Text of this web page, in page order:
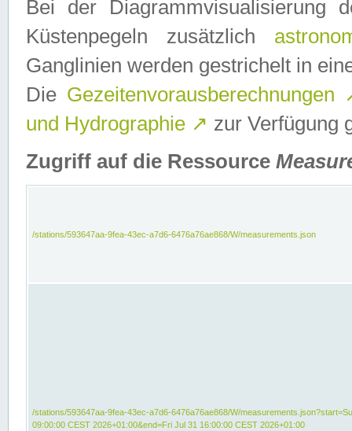
Bei der Diagrammvisualisierung
Küstenpegeln zusätzlich
Ganglinien werden gestrichelt in
Die Gezeitenvorausberechnungen
und Hydrographie ↗ zur Verfügung
Zugriff auf die Ressource
/stations/593647aa-9fea-43ec-a7d6-6476a76ae868/W/measurements.json
/stations/593647aa-9fea-43ec-a7d6-6476a76ae868/W/
09:00:00 CEST 2026+01:00&end=Fri Jul 31 16:00:00 CEST 2026+01:00